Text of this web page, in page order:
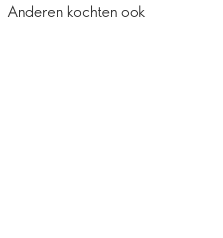
Anderen kochten ook